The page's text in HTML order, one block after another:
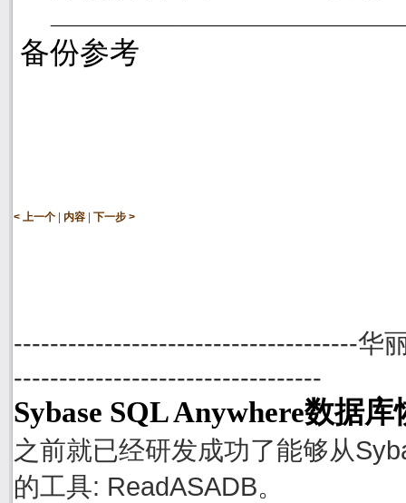
备份参考
< 上一个 | 内容 | 下一步 >
--------------------------------------华
----------------------------------
Sybase SQL Anywhere数据
之前就已经研发成功了能够从
的工具: ReadASADB。